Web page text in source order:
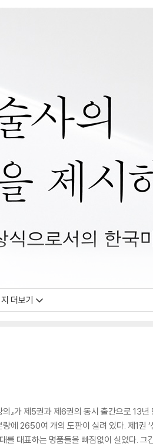
더보기
가 제5권과 제6권의 동시 출간으로 13년
2650여 개의 도판이 실려 있다. 제1권 ‘
대표하는 명품들을 빠짐없이 실었다. 그